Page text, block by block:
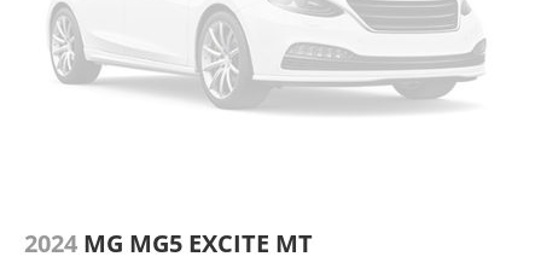
2024 MG MG5 EXCITE MT